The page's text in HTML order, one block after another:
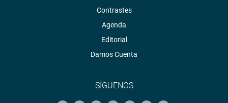
Contrastes
Agenda
Editorial
Damos Cuenta
SÍGUENOS